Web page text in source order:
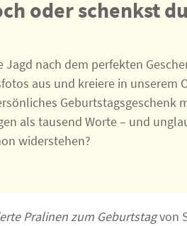
oder schenkst
Jagd nach dem perfekten
aus und kreiere in unserem
Geburtstagsgeschenk
als tausend Worte – und
widerstehen?
Pralinen zum Geburtstagvon